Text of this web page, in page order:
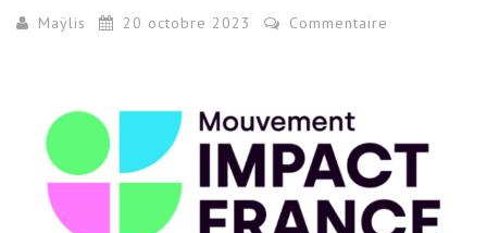
Maÿlis 20 octobre 2023 Commentaire